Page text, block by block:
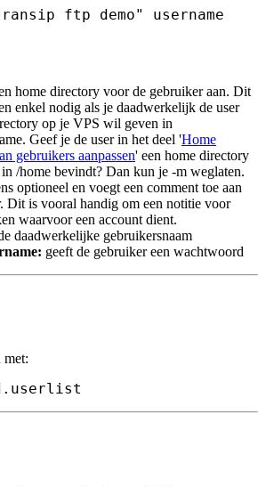
ftp demo" username
home directory voor de gebruiker aan. Dit
enkel nodig als je daadwerkelijk de user
op je VPS wil geven in
Geef je de user in het deel 'Home
gebruikers aanpassen' een home directory
/home bevindt? Dan kun je -m weglaten.
optioneel en voegt een comment toe aan
Dit is vooral handig om een notitie voor
waarvoor een account dient.
daadwerkelijke gebruikersnaam
geeft de gebruiker een wachtwoord
met: